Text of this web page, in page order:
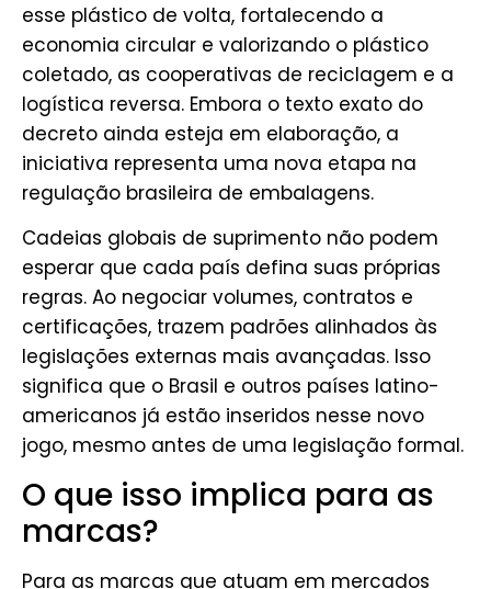
esse plástico de volta, fortalecendo a
economia circular e valorizando o plástico
coletado, as cooperativas de reciclagem e a
logística reversa. Embora o texto exato do
decreto ainda esteja em elaboração, a
iniciativa representa uma nova etapa na
regulação brasileira de embalagens.
Cadeias globais de suprimento não podem
esperar que cada país defina suas próprias
regras. Ao negociar volumes, contratos e
certificações, trazem padrões alinhados às
legislações externas mais avançadas. Isso
significa que o Brasil e outros países latino-
americanos já estão inseridos nesse novo
jogo, mesmo antes de uma legislação formal.
O que isso implica para as
marcas?
Para as marcas que atuam em mercados